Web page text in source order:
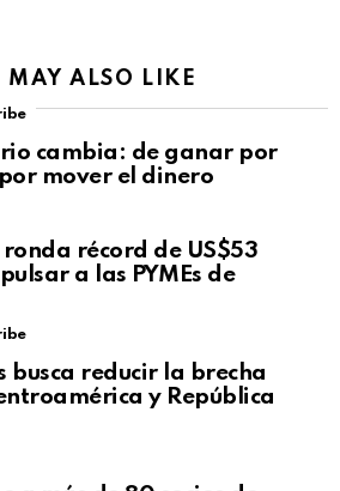
MAY ALSO LIKE
cambia: de ganar por
mover el dinero
Safe For Work
Click to view this post
récord de US$53
a las PYMEs de
busca reducir la brecha
y República